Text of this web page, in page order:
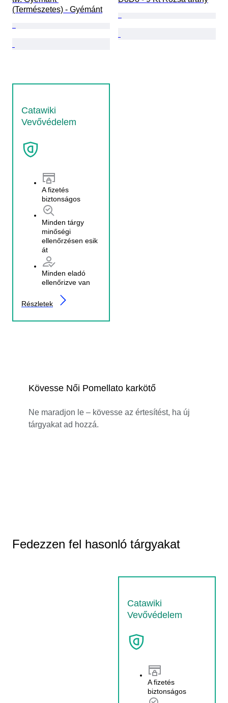
(Természetes) - Gyémánt
Catawiki
Vevővédelem
A fizetés
biztonságos
Minden tárgy
minőségi
ellenőrzésen esik
át
Minden eladó
ellenőrizve van
Részletek
Kövesse Női Pomellato karkötő
Ne maradjon le – kövesse az értesítést, ha új
tárgyakat ad hozzá.
Fedezzen fel hasonló tárgyakat
Catawiki
Vevővédelem
A fizetés
biztonságos